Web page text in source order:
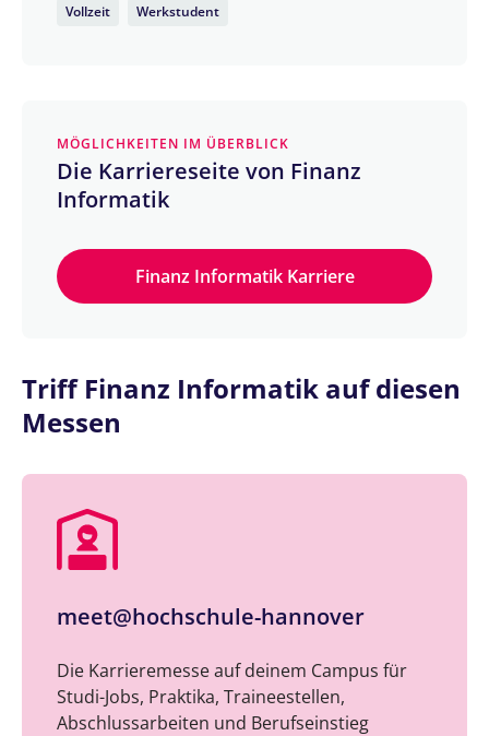
Vollzeit
Werkstudent
MÖGLICHKEITEN IM ÜBERBLICK
Die Karriereseite von Finanz
Informatik
Finanz Informatik Karriere
Triff Finanz Informatik auf diesen
Messen
meet@hochschule-hannover
Die Karrieremesse auf deinem Campus für
Studi-Jobs, Praktika, Traineestellen,
Abschlussarbeiten und Berufseinstieg